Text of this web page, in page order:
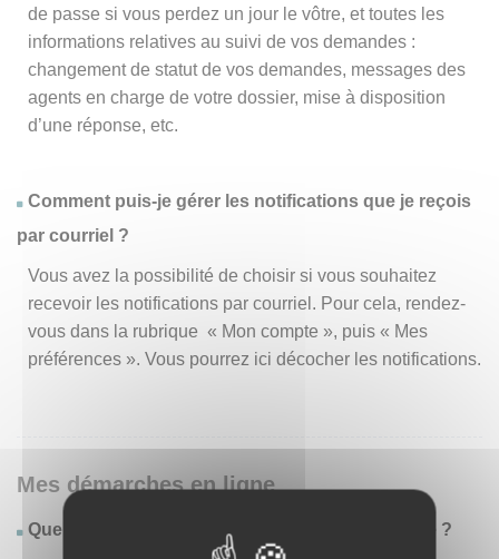
de passe si vous perdez un jour le vôtre, et toutes les
informations relatives au suivi de vos demandes :
changement de statut de vos demandes, messages des
agents en charge de votre dossier, mise à disposition
d’une réponse, etc.
Comment puis-je gérer les notifications que je reçois
par courriel ?
Vous avez la possibilité de choisir si vous souhaitez
recevoir les notifications par courriel. Pour cela, rendez-
vous dans la rubrique « Mon compte », puis « Mes
préférences ». Vous pourrez ici décocher les notifications.
Mes démarches en ligne
Quelles sont les démarches disponibles en ligne ?